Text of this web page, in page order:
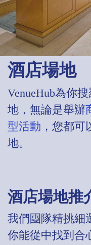
酒店場地
VenueHub為你
地，無論是舉辦
型活動 ，您都
地。
酒店場地推
我們團隊精挑細
你能從中找到合